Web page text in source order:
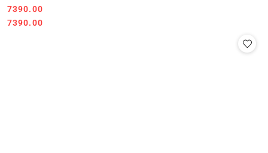
Cena:
7390.00
Cena:
7390.00